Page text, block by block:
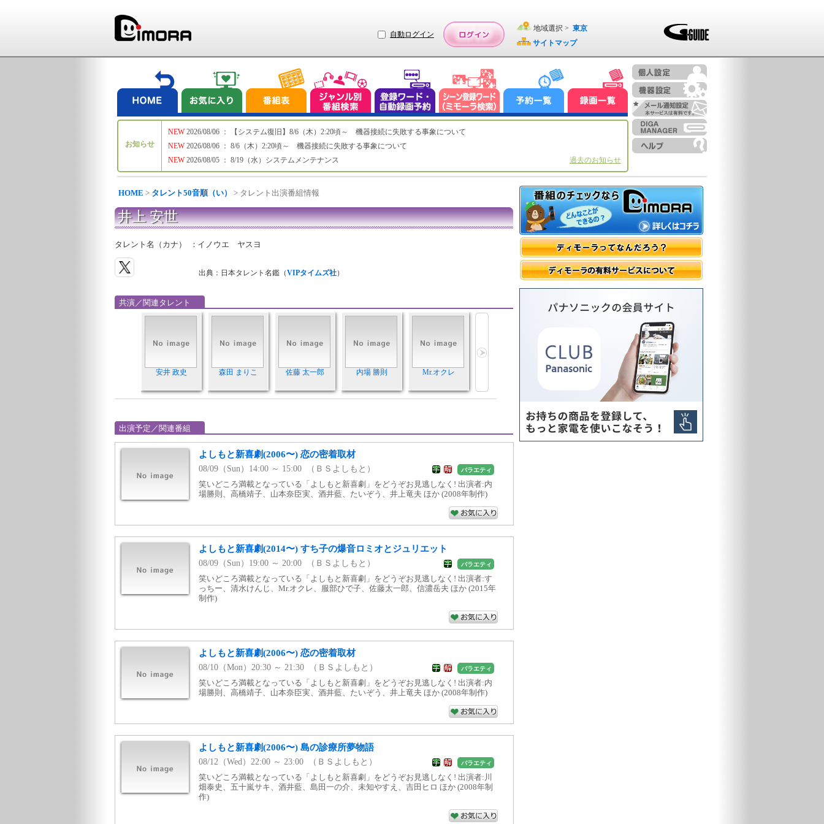
自動ログイン
地域選択 > 東京
サイトマップ
お知らせ
NEW
NEW
NEW
2026/08/06 ： 【システム復旧】8/6（木）2:20頃～ 機器接続に失敗する事象について
2026/08/06 ： 8/6（木）2:20頃～ 機器接続に失敗する事象について
2026/08/05 ： 8/19（水）システムメンテナンス
過去のお知らせ
HOME > タレント50音順（い） > タレント出演番組情報
井上 安世
タレント名（カナ） ： イノウエ ヤスヨ
出典：日本タレント名鑑（VIPタイムズ社）
共演／関連タレント
安井 政史 森田 まりこ 佐藤 太一郎 内場 勝則 Mr.オクレ
出演予定／関連番組
よしもと新喜劇(2006〜) 恋の密着取材
08/09（Sun）14:00 ～ 15:00 （ＢＳよしもと） バラエティ
笑いどころ満載となっている「よしもと新喜劇」をどうぞお見逃しなく! 出演者:内
場勝則、高橋靖子、山本奈臣実、酒井藍、たいぞう、井上竜夫 ほか (2008年制作)
よしもと新喜劇(2014〜) すち子の爆音ロミオとジュリエット
08/09（Sun）19:00 ～ 20:00 （ＢＳよしもと） バラエティ
笑いどころ満載となっている「よしもと新喜劇」をどうぞお見逃しなく! 出演者:す
っちー、清水けんじ、Mr.オクレ、服部ひで子、佐藤太一郎、信濃岳夫 ほか (2015年
制作)
よしもと新喜劇(2006〜) 恋の密着取材
08/10（Mon）20:30 ～ 21:30 （ＢＳよしもと） バラエティ
笑いどころ満載となっている「よしもと新喜劇」をどうぞお見逃しなく! 出演者:内
場勝則、高橋靖子、山本奈臣実、酒井藍、たいぞう、井上竜夫 ほか (2008年制作)
よしもと新喜劇(2006〜) 島の診療所夢物語
08/12（Wed）22:00 ～ 23:00 （ＢＳよしもと） バラエティ
笑いどころ満載となっている「よしもと新喜劇」をどうぞお見逃しなく! 出演者:川
畑泰史、五十嵐サキ、酒井藍、島田一の介、未知やすえ、吉田ヒロ ほか (2008年制
作)